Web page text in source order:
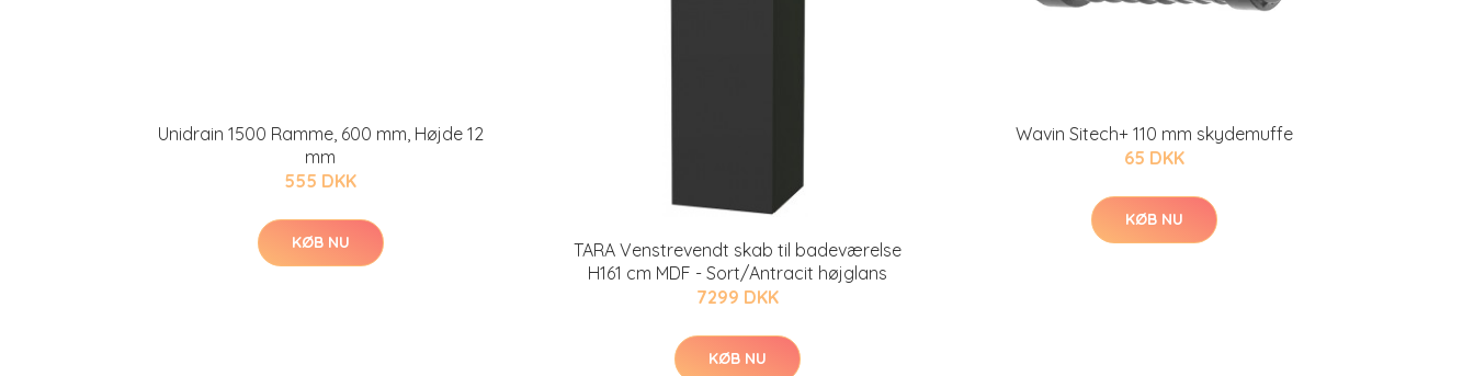
Unidrain 1500 Ramme, 600 mm, Højde 12
mm
555 DKK
KØB NU
TARA Venstrevendt skab til badeværelse
H161 cm MDF - Sort/Antracit højglans
7299 DKK
KØB NU
Wavin Sitech+ 110 mm skydemuffe
65 DKK
KØB NU